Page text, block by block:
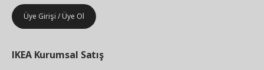
Üye Girişi / Üye Ol
IKEA Kurumsal Satış